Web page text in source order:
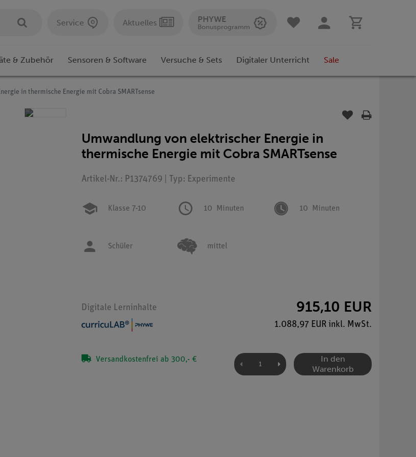
Service Aktuelles PHYWE
Bonusprogramm
& Zubehör Sensoren & Software Versuche & Sets Digitaler Unterricht Sale
in thermische Energie mit Cobra SMARTsense
Umwandlung von elektrischer Energie in
thermische Energie mit Cobra SMARTsense
Artikel-Nr.: P1374769 | Typ: Experimente
Klasse 7-10 10 Minuten 10 Minuten
Schüler mittel
Digitale Lerninhalte 915,10 EUR
1.088,97 EUR inkl. MwSt.
Versandkostenfrei ab 300,- €
In den
Warenkorb